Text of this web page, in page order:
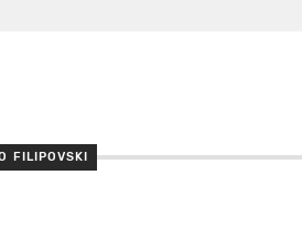
FILIPOVSKI